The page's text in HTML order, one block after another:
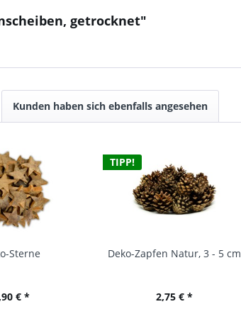
getrocknet"
Kunden haben sich ebenfalls angesehen
Sterne
€ *
TIPP!
Deko-Zapfen Natur, 3 - 5 cm
2,75 € *